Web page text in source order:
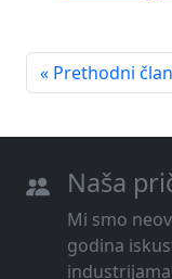
« Prethodni
Naša
Mi smo
godina